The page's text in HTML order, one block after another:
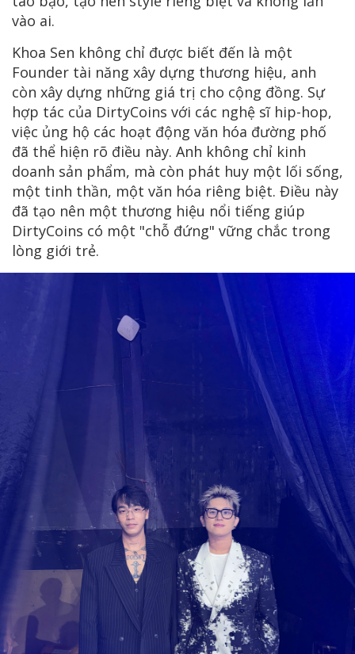
vào ai.
Khoa Sen không chỉ được biết đến là một
Founder tài năng xây dựng thương hiệu, anh
còn xây dựng những giá trị cho cộng đồng. Sự
hợp tác của DirtyCoins với các nghệ sĩ hip-hop,
việc ủng hộ các hoạt động văn hóa đường phố
đã thể hiện rõ điều này. Anh không chỉ kinh
doanh sản phẩm, mà còn phát huy một lối sống,
một tinh thần, một văn hóa riêng biệt. Điều này
đã tạo nên một thương hiệu nổi tiếng giúp
DirtyCoins có một "chỗ đứng" vững chắc trong
lòng giới trẻ.